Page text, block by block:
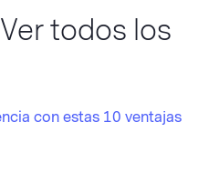
Ver todos los